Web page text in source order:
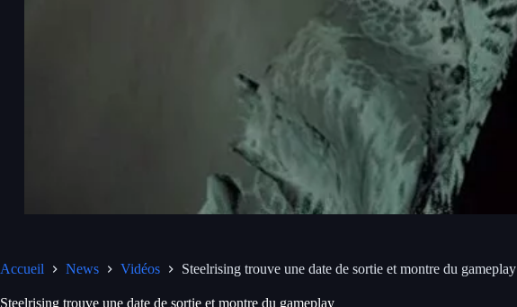
Accueil News Vidéos Steelrising trouve une date de sortie et montre du gameplay
Steelrising trouve une date de sortie et montre du gameplay